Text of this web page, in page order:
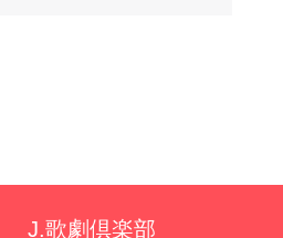
J.歌劇倶楽部